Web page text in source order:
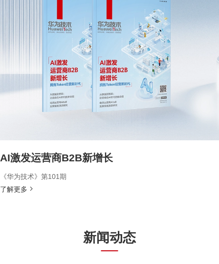
AI激发运营商B2B新增长
《华为技术》第101期
了解更多
新闻动态